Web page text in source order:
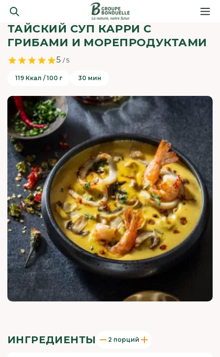
ТАЙСКИЙ СУП КАРРИ С
ГРИБАМИ И МОРЕПРОДУКТАМИ
5 / 5
119 Ккал / 100 г 30 мин
ИНГРЕДИЕНТЫ 2 порций